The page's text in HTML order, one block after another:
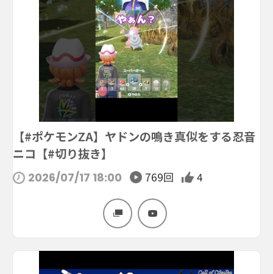
【#ポケモンZA】ヤドンの鳴き真似をする忍音
ニコ【#切り抜き】
2026/07/17 18:00 769回 4